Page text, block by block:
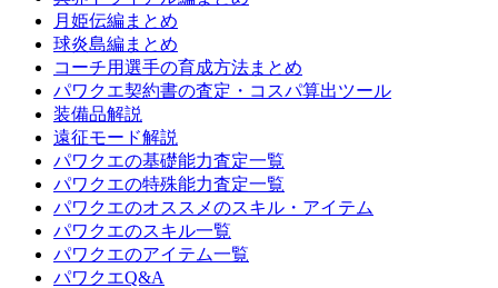
月姫伝編まとめ
球炎島編まとめ
コーチ用選手の育成方法まとめ
パワクエ契約書の査定・コスパ算出ツール
装備品解説
遠征モード解説
パワクエの基礎能力査定一覧
パワクエの特殊能力査定一覧
パワクエのオススメのスキル・アイテム
パワクエのスキル一覧
パワクエのアイテム一覧
パワクエQ&A